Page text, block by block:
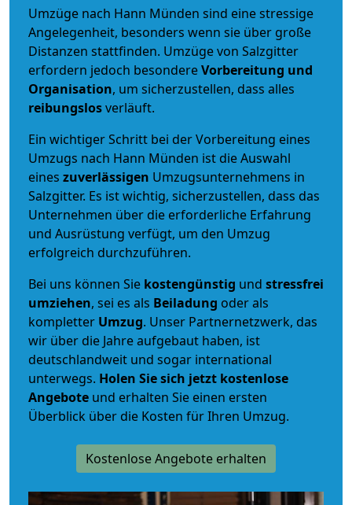
Umzüge nach Hann Münden sind eine stressige
Angelegenheit, besonders wenn sie über große
Distanzen stattfinden. Umzüge von Salzgitter
erfordern jedoch besondereVorbereitung und
Organisation, um sicherzustellen, dass alles
reibungslosverläuft.
Ein wichtiger Schritt bei der Vorbereitung eines
Umzugs nach Hann Münden ist die Auswahl
eines zuverlässigen Umzugsunternehmens in
Salzgitter. Es ist wichtig, sicherzustellen, dass das
Unternehmen über die erforderliche Erfahrung
und Ausrüstung verfügt, um den Umzug
erfolgreich durchzuführen.
Bei uns können Sie kostengünstig und stressfrei
umziehen, sei es als Beiladung oder als
kompletter Umzug. Unser Partnernetzwerk, das
wir über die Jahre aufgebaut haben, ist
deutschlandweit und sogar international
unterwegs. Holen Sie sich jetzt kostenlose
Angebote und erhalten Sie einen ersten
Überblick über die Kosten für Ihren Umzug.
Kostenlose Angebote erhalten